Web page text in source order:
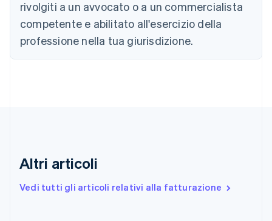
rivolgiti a un avvocato o a un commercialista
competente e abilitato all'esercizio della
professione nella tua giurisdizione.
Altri articoli
Vedi tutti gli articoli relativi alla fatturazione
Cina continentale
Cipro
English
EnglishSvenska
FrançaisEnglish